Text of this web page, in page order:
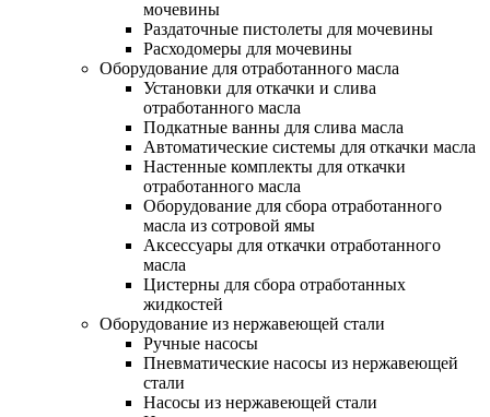
мочевины
Раздаточные пистолеты для мочевины
Расходомеры для мочевины
Оборудование для отработанного масла
Установки для откачки и слива
отработанного масла
Подкатные ванны для слива масла
Автоматические системы для откачки масла
Настенные комплекты для откачки
отработанного масла
Оборудование для сбора отработанного
масла из сотровой ямы
Аксессуары для откачки отработанного
масла
Цистерны для сбора отработанных
жидкостей
Оборудование из нержавеющей стали
Ручные насосы
Пневматические насосы из нержавеющей
стали
Насосы из нержавеющей стали